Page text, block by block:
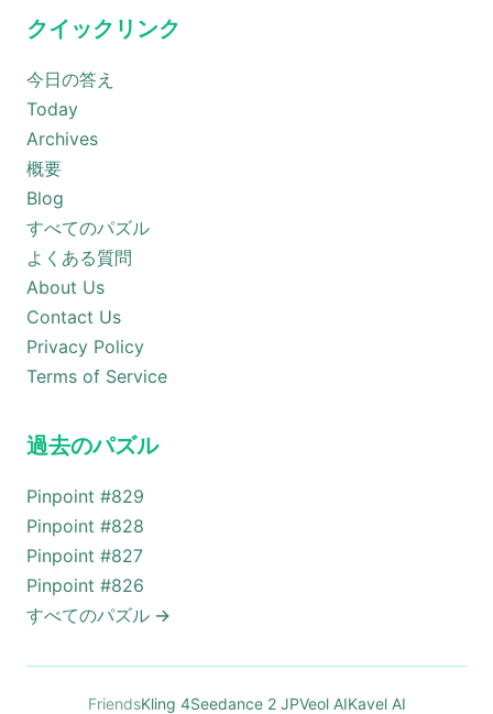
クイックリンク
今日の答え
Today
Archives
概要
Blog
すべてのパズル
よくある質問
About Us
Contact Us
Privacy Policy
Terms of Service
過去のパズル
Pinpoint #829
Pinpoint #828
Pinpoint #827
Pinpoint #826
すべてのパズル →
FriendsKling 4Seedance 2 JPVeol AIKavel AI